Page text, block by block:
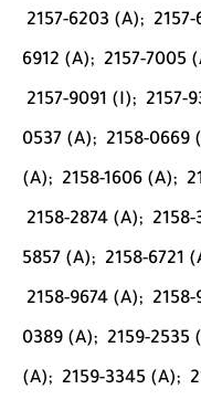
2157-6203 (A);
6912 (A); 2157-7005
2157-9091 (I); 2157-
0537 (A); 2158-0669
(A); 2158-1606 (A);
2158-2874 (A);
5857 (A); 2158-6721
2158-9674 (A); 2158-
0389 (A); 2159-2535
(A); 2159-3345 (A);